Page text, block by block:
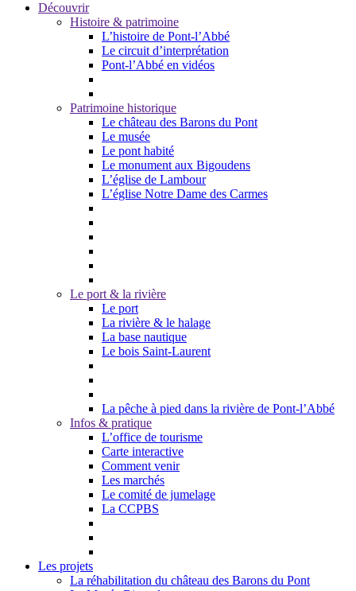
Découvrir
Histoire & patrimoine
L’histoire de Pont-l’Abbé
Le circuit d’interprétation
Pont-l’Abbé en vidéos
Patrimoine historique
Le château des Barons du Pont
Le musée
Le pont habité
Le monument aux Bigoudens
L’église de Lambour
L’église Notre Dame des Carmes
Le port & la rivière
Le port
La rivière & le halage
La base nautique
Le bois Saint-Laurent
La pêche à pied dans la rivière de Pont-l’Abbé
Infos & pratique
L’office de tourisme
Carte interactive
Comment venir
Les marchés
Le comité de jumelage
La CCPBS
Les projets
La réhabilitation du château des Barons du Pont